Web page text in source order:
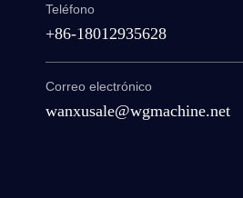
Teléfono
+86-18012935628
Correo electrónico
wanxusale@wgmachine.net